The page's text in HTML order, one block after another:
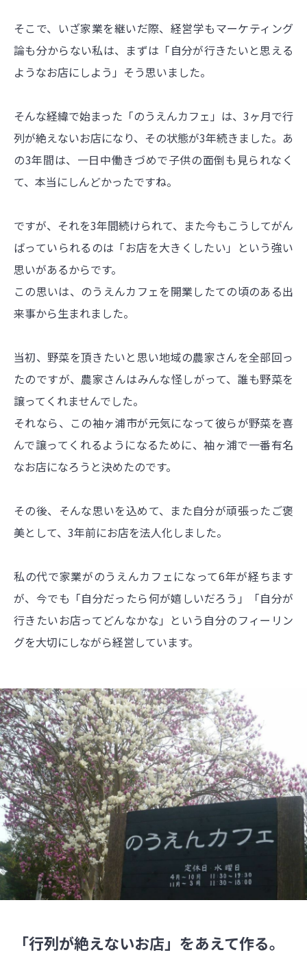
そこで、いざ家業を継いだ際、経営学もマーケティング
論も分からない私は、まずは「自分が行きたいと思える
ようなお店にしよう」そう思いました。
そんな経緯で始まった「のうえんカフェ」は、3ヶ月で行
列が絶えないお店になり、その状態が3年続きました。あ
の3年間は、一日中働きづめで子供の面倒も見られなく
て、本当にしんどかったですね。
ですが、それを3年間続けられて、また今もこうしてがん
ばっていられるのは「お店を大きくしたい」という強い
思いがあるからです。
この思いは、のうえんカフェを開業したての頃のある出
来事から生まれました。
当初、野菜を頂きたいと思い地域の農家さんを全部回っ
たのですが、農家さんはみんな怪しがって、誰も野菜を
譲ってくれませんでした。
それなら、この袖ヶ浦市が元気になって彼らが野菜を喜
んで譲ってくれるようになるために、袖ヶ浦で一番有名
なお店になろうと決めたのです。
その後、そんな思いを込めて、また自分が頑張ったご褒
美として、3年前にお店を法人化しました。
私の代で家業がのうえんカフェになって6年が経ちます
が、今でも「自分だったら何が嬉しいだろう」「自分が
行きたいお店ってどんなかな」という自分のフィーリン
グを大切にしながら経営しています。
「行列が絶えないお店」をあえて作る。